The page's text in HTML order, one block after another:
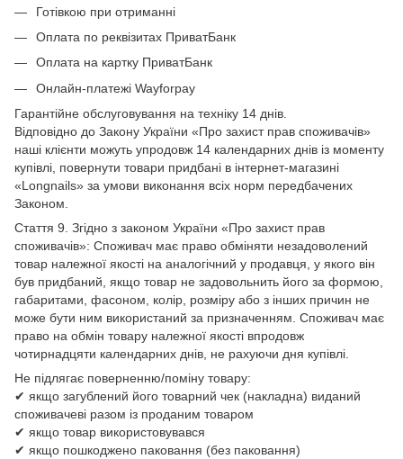
Готівкою при отриманні
Оплата по реквізитах ПриватБанк
Оплата на картку ПриватБанк
Онлайн-платежі Wayforpay
Гарантійне обслуговування на техніку 14 днів.
Відповідно до Закону України «Про захист прав споживачів»
наші клієнти можуть упродовж 14 календарних днів із моменту
купівлі, повернути товари придбані в інтернет-магазині
«Longnails» за умови виконання всіх норм передбачених
Законом.
Стаття 9. Згідно з законом України «Про захист прав
споживачів»: Споживач має право обміняти незадоволений
товар належної якості на аналогічний у продавця, у якого він
був придбаний, якщо товар не задовольнить його за формою,
габаритами, фасоном, колір, розміру або з інших причин не
може бути ним використаний за призначенням. Споживач має
право на обмін товару належної якості впродовж
чотирнадцяти календарних днів, не рахуючи дня купівлі.
Не підлягає поверненню/поміну товару:
✔ якщо загублений його товарний чек (накладна) виданий
споживачеві разом із проданим товаром
✔ якщо товар використовувався
✔ якщо пошкоджено паковання (без паковання)